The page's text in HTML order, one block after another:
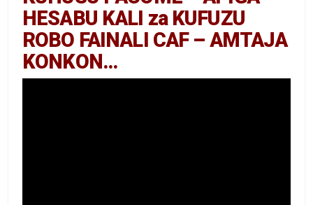
HESABU KALI za KUFUZU
ROBO FAINALI CAF – AMTAJA
KONKON…